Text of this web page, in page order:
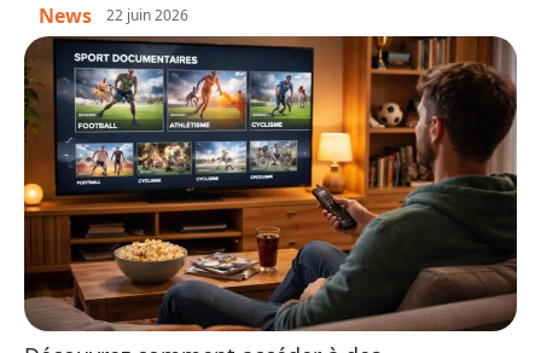
News 22 juin 2026